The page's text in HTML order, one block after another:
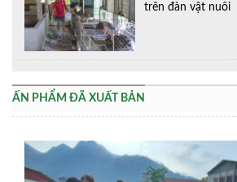
trên đàn vật nuôi
ẤN PHẨM ĐÃ XUẤT BẢN